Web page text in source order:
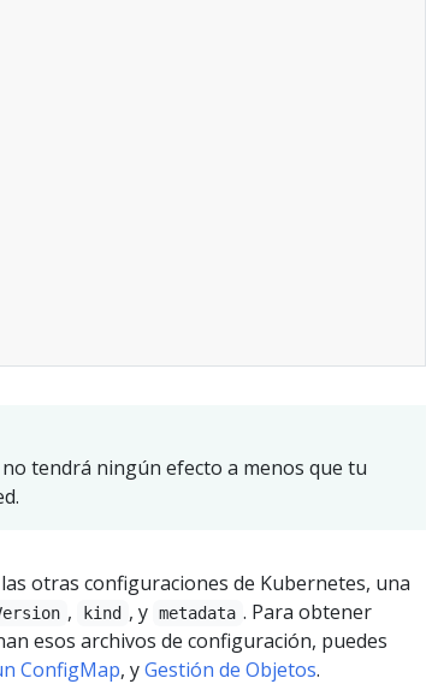
tendrá ningún efecto a menos que tu
otras configuraciones de Kubernetes, una
, kind , y metadata . Para obtener
esos archivos de configuración, puedes
ConfigMap, yGestión de Objetos.